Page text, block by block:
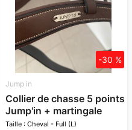
Jump in
Collier de chasse 5 points
Jump'in + martingale
anneaux
Taille : Cheval - Full (L)
-30 %